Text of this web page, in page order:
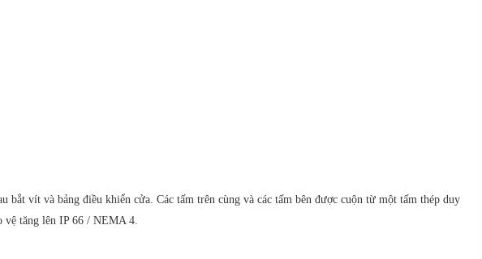
vít và bảng điều khiển cửa. Các tấm trên cùng và các tấm bên được cuộn từ một tấm thép duy
vệ tăng lên IP 66 / NEMA 4.